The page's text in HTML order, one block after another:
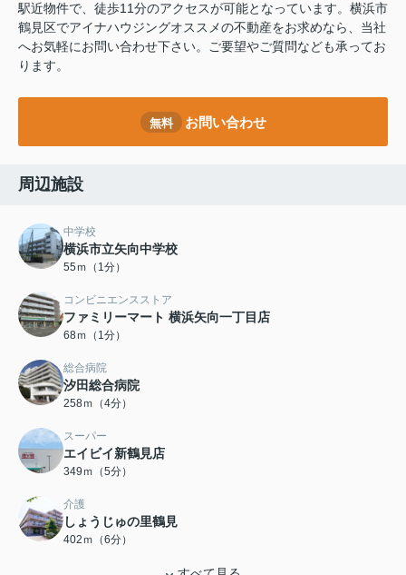
駅近物件で、徒歩11分のアクセスが可能となっています。横浜市
鶴見区でアイナハウジングオススメの不動産をお求めなら、当社
へお気軽にお問い合わせ下さい。ご要望やご質問なども承ってお
ります。
無料 お問い合わせ
周辺施設
中学校
横浜市立矢向中学校
55ｍ（1分）
コンビニエンスストア
ファミリーマート 横浜矢向一丁目店
68ｍ（1分）
総合病院
汐田総合病院
258ｍ（4分）
スーパー
エイビイ新鶴見店
349ｍ（5分）
介護
しょうじゅの里鶴見
402ｍ（6分）